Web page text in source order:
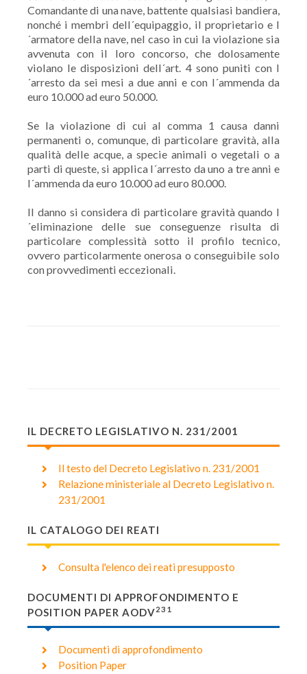
Comandante di una nave, battente qualsiasi bandiera,
nonché i membri dell´equipaggio, il proprietario e l
´armatore della nave, nel caso in cui la violazione sia
avvenuta con il loro concorso, che dolosamente
violano le disposizioni dell´art. 4 sono puniti con l
´arresto da sei mesi a due anni e con l´ammenda da
euro 10.000 ad euro 50.000.
Se la violazione di cui al comma 1 causa danni
permanenti o, comunque, di particolare gravità, alla
qualità delle acque, a specie animali o vegetali o a
parti di queste, si applica l´arresto da uno a tre anni e
l´ammenda da euro 10.000 ad euro 80.000.
Il danno si considera di particolare gravità quando l
´eliminazione delle sue conseguenze risulta di
particolare complessità sotto il profilo tecnico,
ovvero particolarmente onerosa o conseguibile solo
con provvedimenti eccezionali.
IL DECRETO LEGISLATIVO N. 231/2001
Il testo del Decreto Legislativo n. 231/2001
Relazione ministeriale al Decreto Legislativo n.
231/2001
IL CATALOGO DEI REATI
Consulta l'elenco dei reati presupposto
DOCUMENTI DI APPROFONDIMENTO E
POSITION PAPER AODV231
Documenti di approfondimento
Position Paper